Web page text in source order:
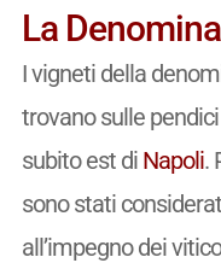
La
I vigneti della
trovano sulle
subito est di Napoli.
sono stati
all’impegno dei